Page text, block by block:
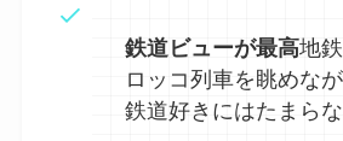
鉄道ビューが最高地
ロッコ列車を眺めなが
鉄道好きにはたまらな